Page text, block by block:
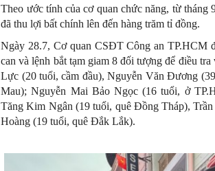
Theo ước tính của cơ quan chức năng, từ
đã thu lợi bất chính lên đến hàng trăm tỉ đồng.
Ngày 28.7, Cơ quan CSĐT Công an TP.HCM
can và lệnh bắt tạm giam 8 đối tượng để điều
Lực (20 tuổi, cầm đầu), Nguyễn Văn Đương
Mau); Nguyễn Mai Bảo Ngọc (16 tuổi, ở
Tăng Kim Ngân (19 tuổi, quê Đồng Tháp),
Hoàng (19 tuổi, quê Đắk Lắk).